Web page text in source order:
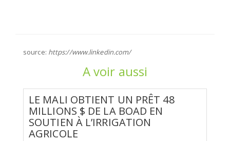
source: https://www.linkedin.com/
A voir aussi
LE MALI OBTIENT UN PRÊT 48
MILLIONS $ DE LA BOAD EN
SOUTIEN À L’IRRIGATION
AGRICOLE